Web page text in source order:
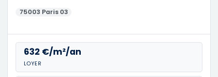
75003 Paris 03
632 €/m²/an
LOYER